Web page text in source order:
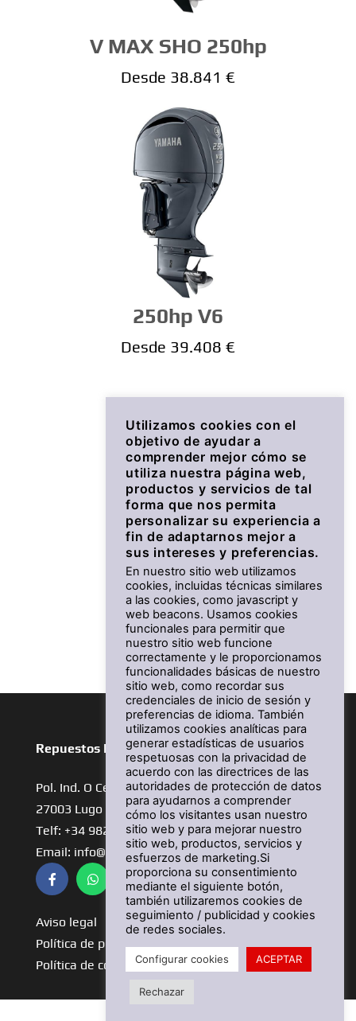
V MAX SHO 250hp
Desde 38.841 €
250hp V6
Desde 39.408 €
225hp V6
Desde 36.177 €
Repuestos Martin
Pol. Ind. O Ceao
27003 Lugo
Telf: +34 982 21 18 97
Email: info@repuestosmartin.com
Aviso legal
Política de privacidad
Política de cookies
Utilizamos cookies con el
objetivo de ayudar a
comprender mejor cómo se
utiliza nuestra página web,
productos y servicios de tal
forma que nos permita
personalizar su experiencia a
fin de adaptarnos mejor a
sus intereses y preferencias.
En nuestro sitio web utilizamos
cookies, incluidas técnicas similares
a las cookies, como javascript y
web beacons. Usamos cookies
funcionales para permitir que
nuestro sitio web funcione
correctamente y le proporcionamos
funcionalidades básicas de nuestro
sitio web, como recordar sus
credenciales de inicio de sesión y
preferencias de idioma. También
utilizamos cookies analíticas para
generar estadísticas de usuarios
respetuosas con la privacidad de
acuerdo con las directrices de las
autoridades de protección de datos
para ayudarnos a comprender
cómo los visitantes usan nuestro
sitio web y para mejorar nuestro
sitio web, productos, servicios y
esfuerzos de marketing.Si
proporciona su consentimiento
mediante el siguiente botón,
también utilizaremos cookies de
seguimiento / publicidad y cookies
de redes sociales.
Configurar cookies ACEPTAR
Rechazar